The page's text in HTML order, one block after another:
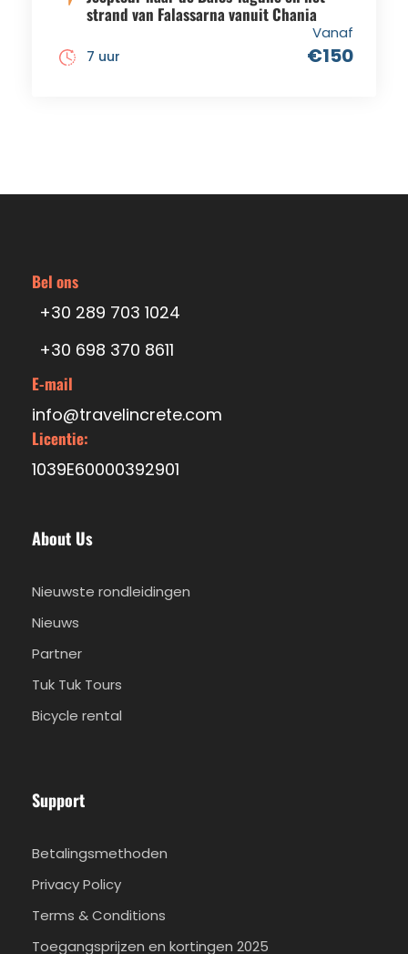
strand van Falassarna vanuit Chania
Vanaf
€150
7 uur
Bel ons
+30 289 703 1024
+30 698 370 8611
E-mail
info@travelincrete.com
Licentie:
1039E60000392901
About Us
Nieuwste rondleidingen
Nieuws
Partner
Tuk Tuk Tours
Bicycle rental
Support
Betalingsmethoden
Privacy Policy
Terms & Conditions
Toegangsprijzen en kortingen 2025